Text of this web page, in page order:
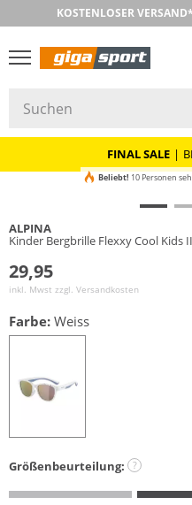
KOSTENLOSER 30 TAGE
FINAL SALE |
Beliebt! 10 Personen
ALPINA
Kinder Bergbrille Flexxy Cool Kids II
29,95
inkl. Mwst zzgl. Versandkosten
Farbe: Weiss
Größenbeurteilung: ?